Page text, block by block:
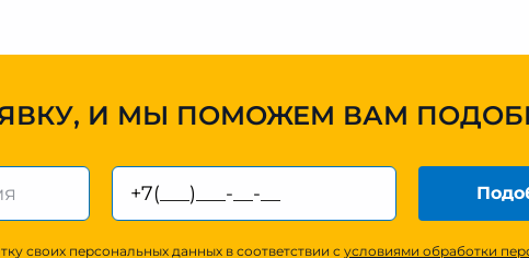
И МЫ ПОМОЖЕМ ВАМ
своих персональных данных в соответствии с условиями обработки